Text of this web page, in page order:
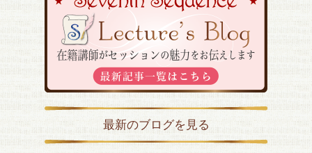
最新のブログを見る